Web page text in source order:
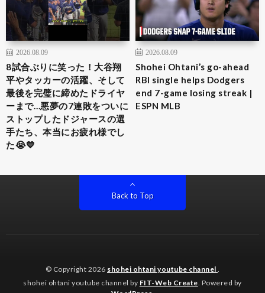
2026.08.09
8試合ぶりに笑った！大谷翔
平やタッカーの活躍、そして
最後を完璧に締めたドライヤ
ーまで…悪夢の7連敗をついに
ストップしたドジャースの選
手たち、本当にお疲れ様でし
た😭💙
2026.08.09
Shohei Ohtani’s go-ahead
RBI single helps Dodgers
end 7-game losing streak |
ESPN MLB
Back to Top
© Copyright 2026 shohei ohtani youtube channel
shohei ohtani youtube channel by FIT-Web Create . Powered by